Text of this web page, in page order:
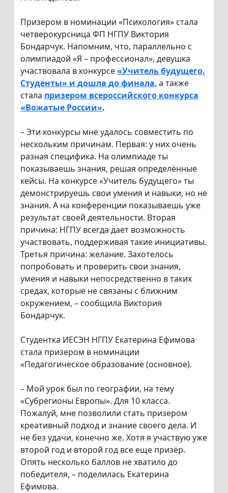
Призером в номинации «Психология» стала
четверокурсница ФП НГПУ Виктория
Бондарчук. Напомним, что, параллельно с
олимпиадой «Я – профессионал», девушка
участвовала в конкурсе«Учитель будущего.
Студенты» и дошла до финала, а также
стала призером всероссийского конкурса
«Вожатые России».
– Эти конкурсы мне удалось совместить по
нескольким причинам. Первая: у них очень
разная специфика. На олимпиаде ты
показываешь знания, решая определённые
кейсы. На конкурсе «Учитель будущего» ты
демонстрируешь свои умения и навыки, но не
знания. А на конференции показываешь уже
результат своей деятельности. Вторая
причина: НГПУ всегда дает возможность
участвовать, поддерживая такие инициативы.
Третья причина: желание. Захотелось
попробовать и проверить свои знания,
умения и навыки непосредственно в таких
средах, которые не связаны с ближним
окружением, – сообщила Виктория
Бондарчук.
Студентка ИЕСЭН НГПУ Екатерина Ефимова
стала призером в номинации
«Педагогическое образование (основное).
– Мой урок был по географии, на тему
«Субрегионы Европы». Для 10 класса.
Пожалуй, мне позволили стать призером
креативный подход и знание своего дела. И
не без удачи, конечно же. Хотя я участвую уже
второй год и второй год все еще призёр.
Опять несколько баллов не хватило до
победителя, – поделилась Екатерина
Ефимова.